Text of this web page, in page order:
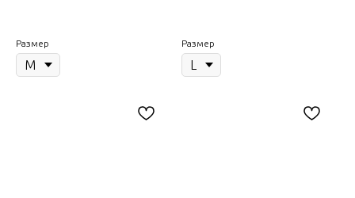
Размер Размер